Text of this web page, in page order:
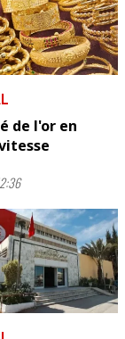
de l'or en